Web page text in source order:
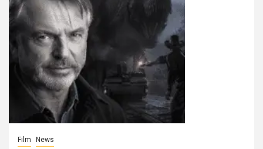
Film News